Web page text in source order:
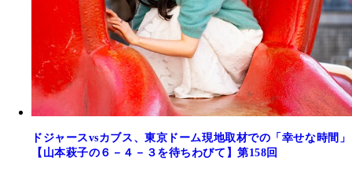
ドジャースvsカブス、東京ドーム現地取材での「幸せな時間」
【山本萩子の６－４－３を待ちわびて】第158回